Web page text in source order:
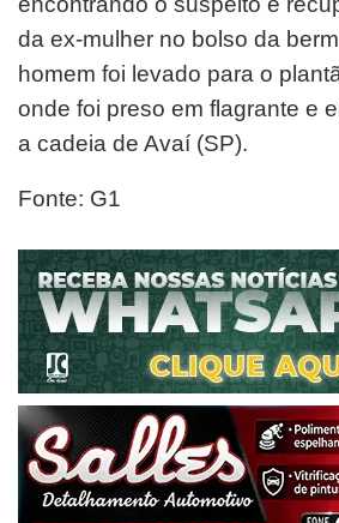
da ex-mulher no bolso da
homem foi levado para o
onde foi preso em flagrante e
a cadeia de Avaí (SP).
Fonte: G1